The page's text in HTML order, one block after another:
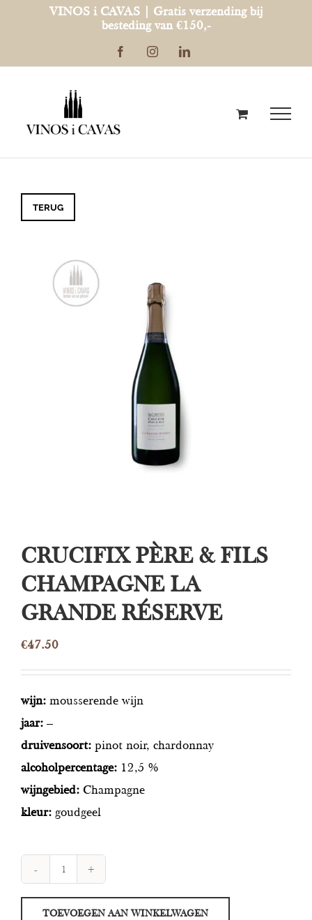
VINOS i CAVAS | Gratis verzending bij
besteding van €150,-
FacebookInstagramLinkedIn
TERUG
CRUCIFIX PÈRE & FILS
CHAMPAGNE LA
GRANDE RÉSERVE
€47.50
wijn: mousserende wijn
jaar: –
druivensoort: pinot noir, chardonnay
alcoholpercentage: 12,5 %
wijngebied: Champagne
kleur: goudgeel
Père
TOEVOEGEN AAN WINKELWAGEN